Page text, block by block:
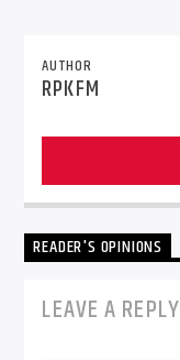
AUTHOR
RPKFM
READER'S OPINIONS
LEAVE A REPLY